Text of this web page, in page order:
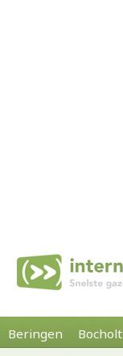
Beringen Bocholt